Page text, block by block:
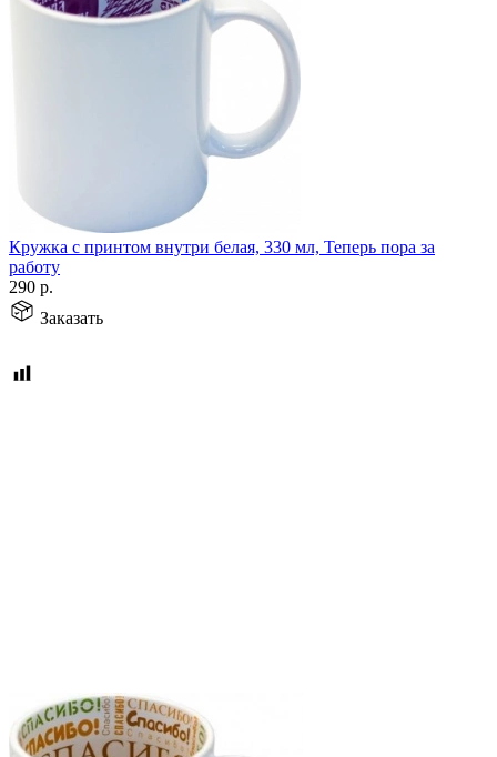
Кружка с принтом внутри белая, 330 мл, Теперь пора за
работу
290 р.
Заказать